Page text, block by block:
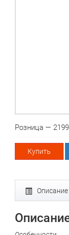
Розница —
Купить
Описание